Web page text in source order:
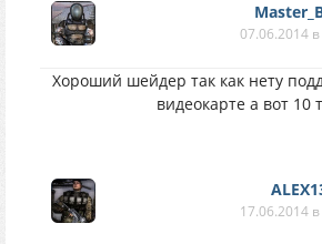
07.06.2014
Хороший шейдер так как нету
видеокарте а вот 10
17.06.2014